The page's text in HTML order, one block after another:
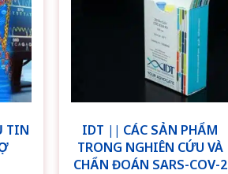
TIN
IDT || CÁC SẢN PHẨM
TRONG NGHIÊN CỨU VÀ
CHẨN ĐOÁN SARS-COV-2